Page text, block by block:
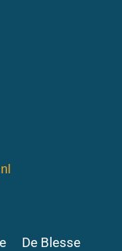
De Blesse